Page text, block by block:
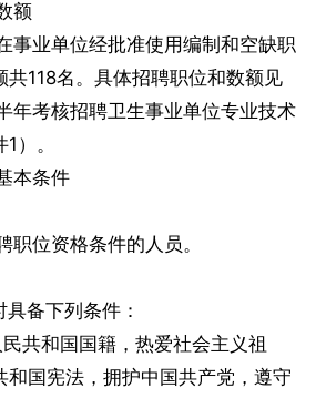
额
业单位经批准使用编制和空缺职
共118名。具体招聘职位和数额见
年考核招聘卫生事业单位专业技术
）。
本条件
位资格条件的人员。
备下列条件：
共和国国籍，热爱社会主义祖
和国宪法，拥护中国共产党，遵守